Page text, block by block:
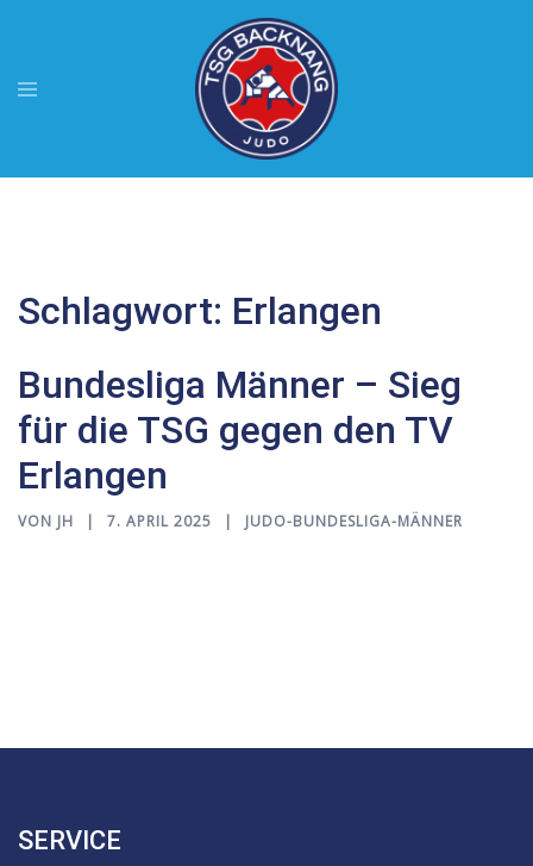
springen
Menü
umschalten
Schlagwort: Erlangen
Bundesliga Männer – Sieg
für die TSG gegen den TV
Erlangen
VON JH 7. APRIL 2025 JUDO-BUNDESLIGA-MÄNNER
SERVICE